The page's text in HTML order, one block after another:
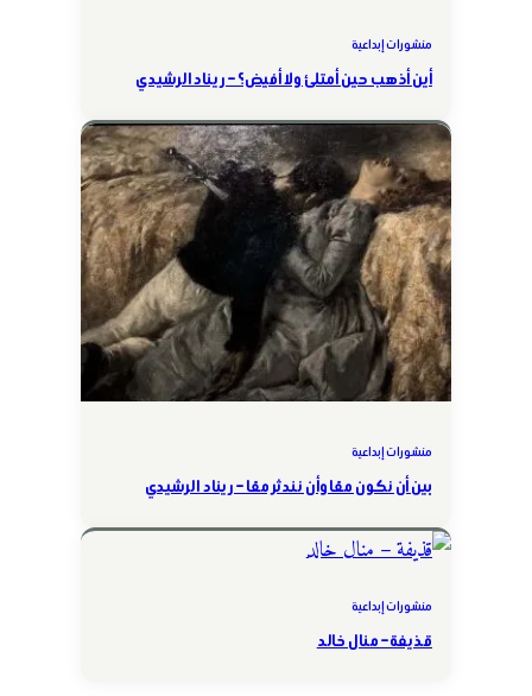
منشورات إبداعية
أين أذهب حين أمتلئ ولا أفيض؟ – ريناد الرشيدي
منشورات إبداعية
بين أن نكون معًا وأن نندثر معًا – ريناد الرشيدي
منشورات إبداعية
قذيفة – منال خالد